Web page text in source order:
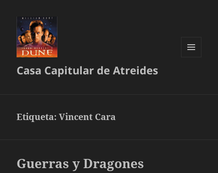
Casa Capitular de Atreides
Etiqueta:Vincent Cara
Guerras y Dragones